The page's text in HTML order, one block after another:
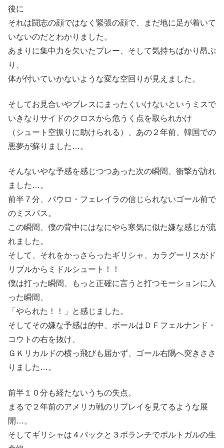
後に
それは闘志の顔ではなく緊張の顔で、まだ地に足が着いて
いないのだとわかりました。
あまりに集中力を欠いたプレー、そして気持ちばかり昂ぶ
り、
体が付いていかないような変な空回りが見えました。
そしてお見合いやプレスにまったくいけないというミスで
いきなりサイドのクロスから危うく点を取られかけ
（シュート空振りに助けられる）、あの２年前、韓国での
悪夢が蘇りました…。
そんないやな予感を感じつつあった次の瞬間、衝撃が訪れ
ました…。
前半７分、パウロ・フェレイラの信じられないゴール前で
のミスパス。
この瞬間、僕の背中にはなにやら寒気に似た嫌な感じが流
れました。
そして、それをかっさらったギリシャ、カラグーリスがド
リブルからミドルシュート！！
僕は打った瞬間、もっと正確に言うと打つモーションに入
った瞬間、
「やられた！！」と感じました。
そしてその嫌な予感は的中、ボールはＤＦフェルナンド・
コウトの右を抜け、
ＧＫリカルドの横っ飛びも届かず、ゴール右隅へ突きささ
りました…。
前半１０分も経たないうちの失点。
まるで２年前のアメリカ戦のリプレイを見てるような展
開…。
そしてギリシャは４バックと３ボランチでポルトガルの生